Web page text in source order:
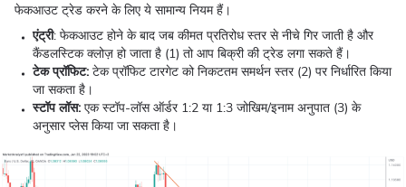
फेकआउट ट्रेड करने के लिए ये सामान्य नियम हैं।
एंट्री: फेकआउट होने के बाद जब कीमत प्रतिरोध स्तर से नीचे गिर जाती है और
कैंडलस्टिक क्लोज़ हो जाता है (1) तो आप बिक्री की ट्रेड लगा सकते हैं।
टेक प्रॉफिट: टेक प्रॉफिट टारगेट को निकटतम समर्थन स्तर (2) पर निर्धारित किया
जा सकता है।
स्टॉप लॉस: एक स्टॉप-लॉस ऑर्डर 1:2 या 1:3 जोखिम/इनाम अनुपात (3) के
अनुसार प्लेस किया जा सकता है।